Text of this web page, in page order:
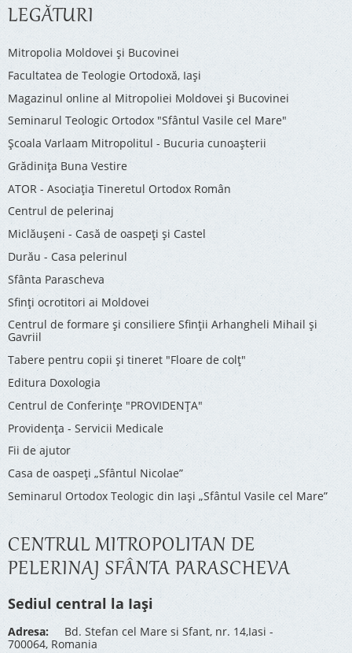
LEGĂTURI
Mitropolia Moldovei și Bucovinei
Facultatea de Teologie Ortodoxă, Iaşi
Magazinul online al Mitropoliei Moldovei și Bucovinei
Seminarul Teologic Ortodox "Sfântul Vasile cel Mare"
Şcoala Varlaam Mitropolitul - Bucuria cunoaşterii
Grădinița Buna Vestire
ATOR - Asociaţia Tineretul Ortodox Român
Centrul de pelerinaj
Miclăușeni - Casă de oaspeţi şi Castel
Durău - Casa pelerinul
Sfânta Parascheva
Sfinți ocrotitori ai Moldovei
Centrul de formare și consiliere Sfinții Arhangheli Mihail și
Gavriil
Tabere pentru copii şi tineret "Floare de colţ"
Editura Doxologia
Centrul de Conferinţe "PROVIDENŢA"
Providenţa - Servicii Medicale
Fii de ajutor
Casa de oaspeți „Sfântul Nicolae”
Seminarul Ortodox Teologic din Iași „Sfântul Vasile cel Mare”
CENTRUL MITROPOLITAN DE
PELERINAJ SFÂNTA PARASCHEVA
Sediul central la Iași
Adresa: Bd. Stefan cel Mare si Sfant, nr. 14,Iasi -
700064, Romania